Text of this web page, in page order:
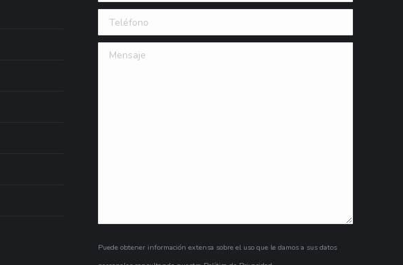
Teléfono
Mensaje
Puede obtener información extensa sobre el uso que le damos a sus datos